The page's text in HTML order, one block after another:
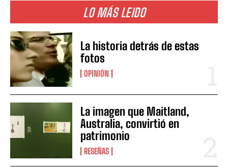
LO MÁS LEIDO
La historia detrás de estas
fotos
OPINIÓN
La imagen que Maitland,
Australia, convirtió en
patrimonio
RESEÑAS